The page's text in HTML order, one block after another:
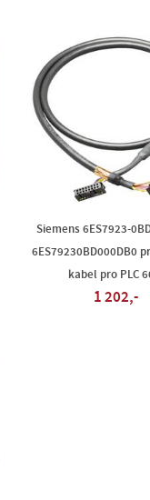
Siemens 6ES7923-
6ES79230BD000DB0
kabel pro PLC
1 202,-